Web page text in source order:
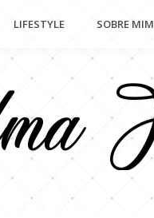
LIFESTYLE SOBRE MIM